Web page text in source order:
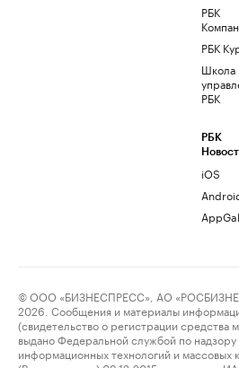
РБК
РБК
Школа
РБК
РБК
iOS
© ООО «БИЗНЕСПРЕСС», АО
2026. Сообщения и материалы
(свидетельство о регистрации средства
выдано Федеральной службой по надзору
информационных технологий и массовых